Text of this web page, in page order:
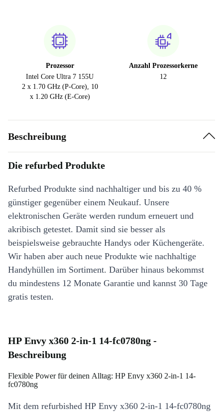
Prozessor
Intel Core Ultra 7 155U
2 x 1.70 GHz (P-Core), 10
x 1.20 GHz (E-Core)
Anzahl Prozessorkerne
12
Beschreibung
Die refurbed Produkte
Refurbed Produkte sind nachhaltiger und bis zu 40 %
günstiger gegenüber einem Neukauf. Unsere
elektronischen Geräte werden rundum erneuert und
akribisch getestet. Damit sind sie besser als
beispielsweise gebrauchte Handys oder Küchengeräte.
Wir haben aber auch neue Produkte wie nachhaltige
Handyhüllen im Sortiment. Darüber hinaus bekommst
du mindestens 12 Monate Garantie und kannst 30 Tage
gratis testen.
HP Envy x360 2-in-1 14-fc0780ng -
Beschreibung
Flexible Power für deinen Alltag: HP Envy x360 2-in-1 14-
fc0780ng
Mit dem refurbished HP Envy x360 2-in-1 14-fc0780ng